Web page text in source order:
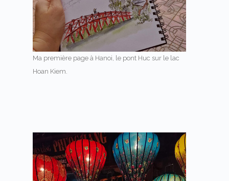
Ma première page à Hanoi, le pont Huc sur le lac
Hoan Kiem.